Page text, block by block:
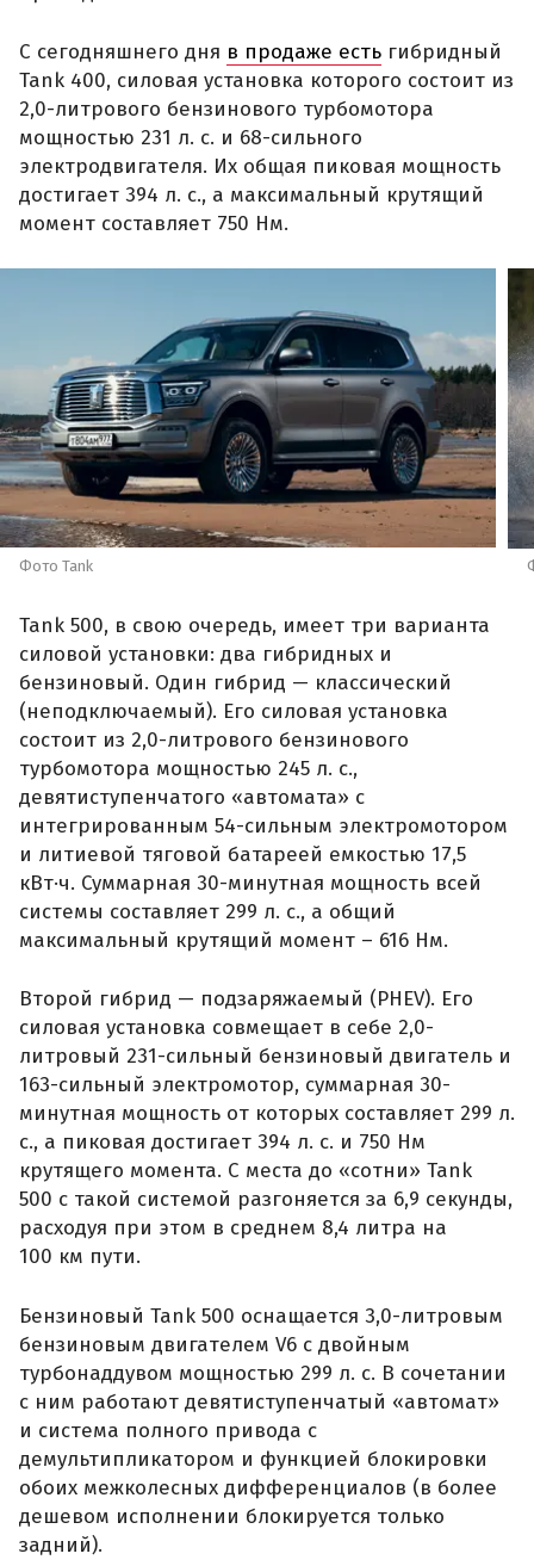
С сегодняшнего дня в продаже есть гибридный
Tank 400, силовая установка которого состоит из
2,0-литрового бензинового турбомотора
мощностью 231 л. с. и 68-сильного
электродвигателя. Их общая пиковая мощность
достигает 394 л. с., а максимальный крутящий
момент составляет 750 Нм.
Фото Tank
Tank 500, в свою очередь, имеет три варианта
силовой установки: два гибридных и
бензиновый. Один гибрид — классический
(неподключаемый). Его силовая установка
состоит из 2,0-литрового бензинового
турбомотора мощностью 245 л. с.,
девятиступенчатого «автомата» с
интегрированным 54-сильным электромотором
и литиевой тяговой батареей емкостью 17,5
кВт·ч. Суммарная 30-минутная мощность всей
системы составляет 299 л. с., а общий
максимальный крутящий момент – 616 Нм.
Второй гибрид — подзаряжаемый (PHEV). Его
силовая установка совмещает в себе 2,0-
литровый 231-сильный бензиновый двигатель и
163-сильный электромотор, суммарная 30-
минутная мощность от которых составляет 299 л.
с., а пиковая достигает 394 л. с. и 750 Нм
крутящего момента. С места до «сотни» Tank
500 с такой системой разгоняется за 6,9 секунды,
расходуя при этом в среднем 8,4 литра на
100 км пути.
Бензиновый Tank 500 оснащается 3,0-литровым
бензиновым двигателем V6 с двойным
турбонаддувом мощностью 299 л. с. В сочетании
с ним работают девятиступенчатый «автомат»
и система полного привода с
демультипликатором и функцией блокировки
обоих межколесных дифференциалов (в более
дешевом исполнении блокируется только
задний).